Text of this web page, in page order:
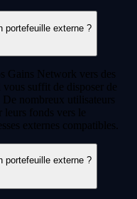
portefeuille externe ?
Gains Network vers des
suffit de disposer de
De nombreux utilisateurs
fonds vers le
externes compatibles.
portefeuille externe ?